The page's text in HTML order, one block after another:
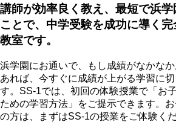
講師が効率良く教え、最短で浜
ことで、中学受験を成功に導く
教室です。
浜学園にお通いで、もし成績がなかな
あれば、今すぐに成績が上がる学習に
す。SS-1では、初回の体験授業で「お
ための学習方法」をご提示できます。
の方は、まずはSS-1の授業をご体験くだ